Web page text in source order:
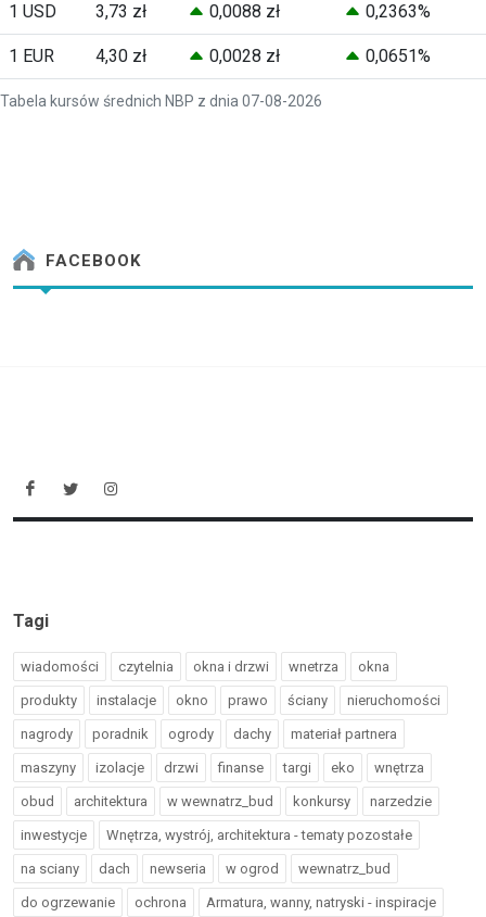
Tabela kursów średnich NBP z dnia 07-08-2026
1 USD 3,73 zł 0,0088 zł 0,2363%
1 EUR 4,30 zł 0,0028 zł 0,0651%
FACEBOOK
Tagi
wiadomości czytelnia okna i drzwi wnetrza okna
produkty instalacje okno prawo ściany nieruchomości
nagrody poradnik ogrody dachy materiał partnera
maszyny izolacje drzwi finanse targi eko wnętrza
obud architektura w wewnatrz_bud konkursy narzedzie
inwestycje Wnętrza, wystrój, architektura - tematy pozostałe
na sciany dach newseria w ogrod wewnatrz_bud
do ogrzewanie ochrona Armatura, wanny, natryski - inspiracje